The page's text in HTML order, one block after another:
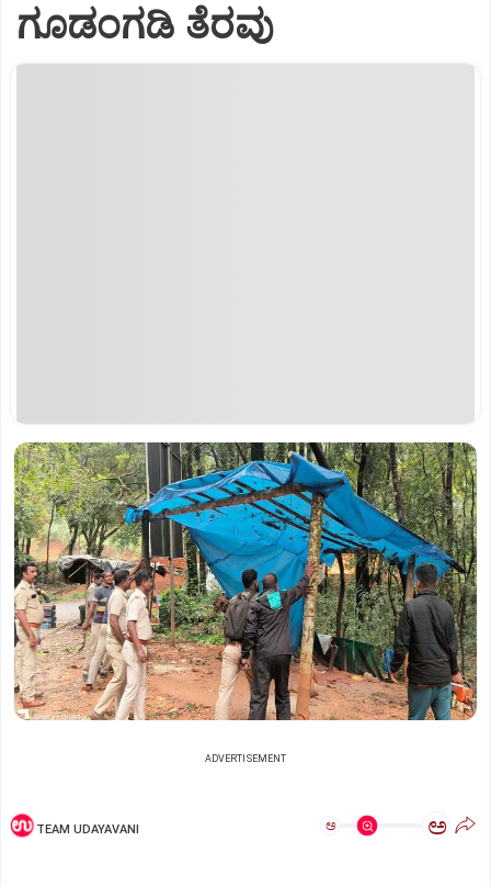
ಗೂಡಂಗಡಿ ತೆರವು
ADVERTISEMENT
TEAM UDAYAVANI ಅ ಅ